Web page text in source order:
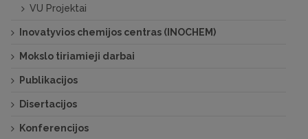
VU Projektai
Inovatyvios chemijos centras (INOCHEM)
Mokslo tiriamieji darbai
Publikacijos
Disertacijos
Konferencijos